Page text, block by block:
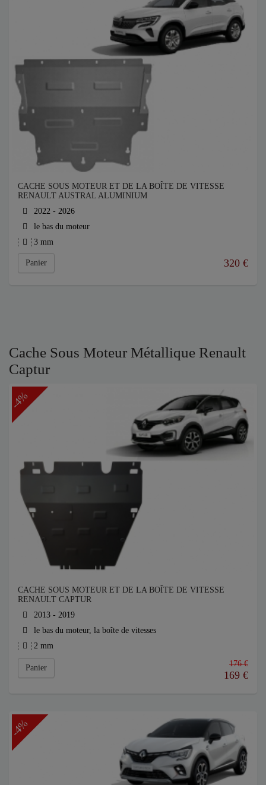
CACHE SOUS MOTEUR ET DE LA BOÎTE DE VITESSE
RENAULT AUSTRAL ALUMINIUM
2022 - 2026
le bas du moteur
3 mm
Panier 320 €
Cache Sous Moteur Métallique Renault
Captur
-4%
CACHE SOUS MOTEUR ET DE LA BOÎTE DE VITESSE
RENAULT CAPTUR
2013 - 2019
le bas du moteur, la boîte de vitesses
2 mm
Panier 176 €
169 €
-4%